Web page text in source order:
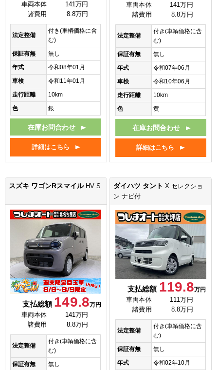
車両本体
141万円
諸費用
8.8万円
法定整備
付き(車輌価格に含
む)
保証有無
無し
年式
令和08年01月
車検
令和11年01月
走行距離
10km
色
銀
在庫お問合わせ
詳細はこちら
車両本体
141万円
諸費用
8.8万円
法定整備
付き(車輌価格に含
む)
保証有無
無し
年式
令和07年06月
車検
令和10年06月
走行距離
10km
色
黄
在庫お問合わせ
詳細はこちら
スズキ ワゴンRスマイル HV S
支払総額 149.8万円
車両本体
141万円
諸費用
8.8万円
法定整備
付き(車輌価格に含
む)
保証有無
無し
ダイハツ タントX セレクショ
ン ナビ付
支払総額 119.8万円
車両本体
111万円
諸費用
8.8万円
法定整備
付き(車輌価格に含
む)
保証有無
無し
年式
令和02年10月